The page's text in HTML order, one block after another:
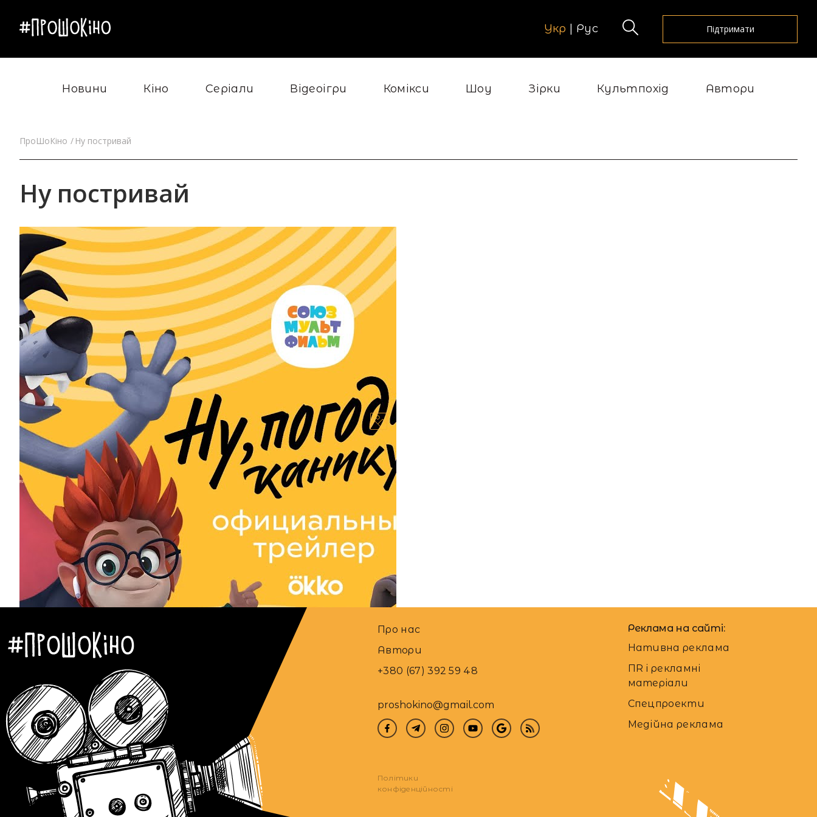
Укр Рус Підтримати
Новини Кіно Серіали Відеоігри Комікси Шоу Зірки Культпохід Автори
ПроШоКіно Ну постривай
Ну постривай
НовиниСеріали
“Союзмультфільм” виклав у Мережу трейлер серіалу-
продовження “Ну, постривай”
Кіностудія “Союзмультфільм” представила трейлер перезапуску радянського
мультсеріалу ” Ну, постривай!”. Відеоролик був опублікований на YouTube-
каналі студії. Мультсеріал буде називатися “Ну, постривай! Канікули”. Дія...
22.11.2021
Автор:Єгор Бунін
Про нас
Автори
+380 (67) 392 59 48
proshokino@gmail.com
Реклама на сайті:
Нативна реклама
ПR і рекламні
матеріали
Спецпроекти
Медійна реклама
Політики
конфіденційності